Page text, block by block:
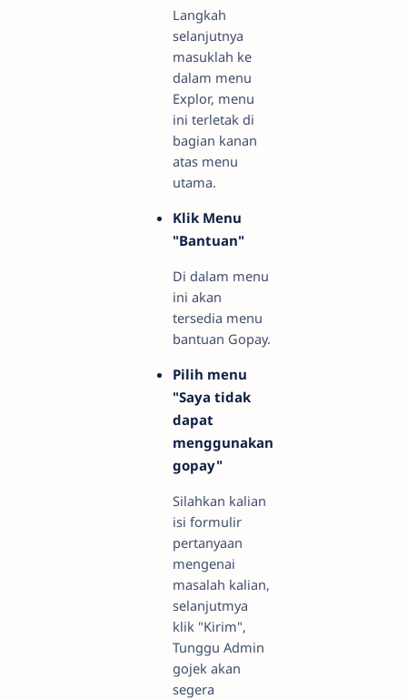
Langkah
selanjutnya
masuklah ke
dalam menu
Explor, menu
ini terletak di
bagian kanan
atas menu
utama.
Klik Menu
"Bantuan"
Di dalam menu
ini akan
tersedia menu
bantuan Gopay.
Pilih menu
"Saya tidak
dapat
menggunakan
gopay"
Silahkan kalian
isi formulir
pertanyaan
mengenai
masalah kalian,
selanjutmya
klik "Kirim",
Tunggu Admin
gojek akan
segera